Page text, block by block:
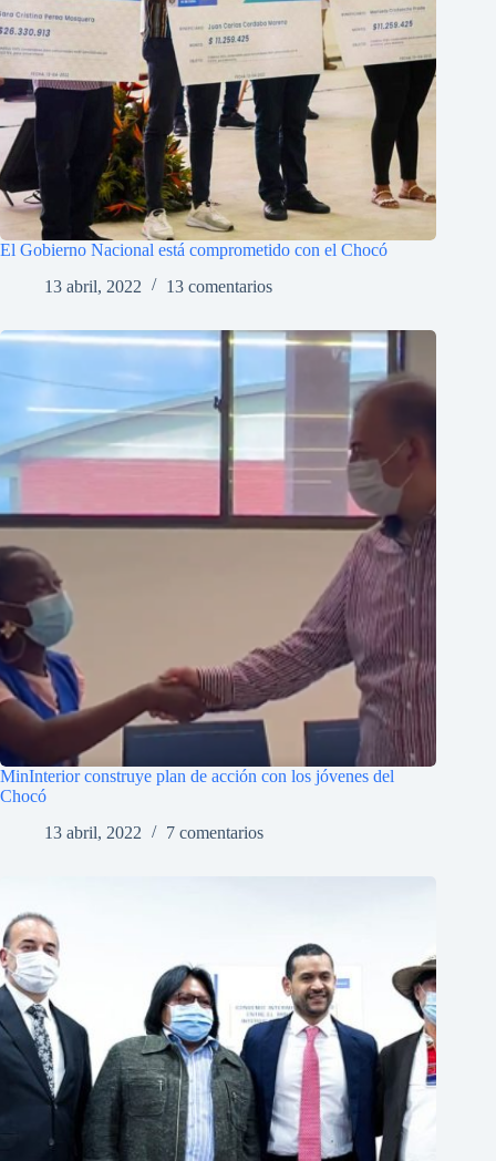
El Gobierno Nacional está comprometido con el Chocó
13 abril, 2022
13 comentarios
MinInterior construye plan de acción con los jóvenes del
Chocó
13 abril, 2022
7 comentarios